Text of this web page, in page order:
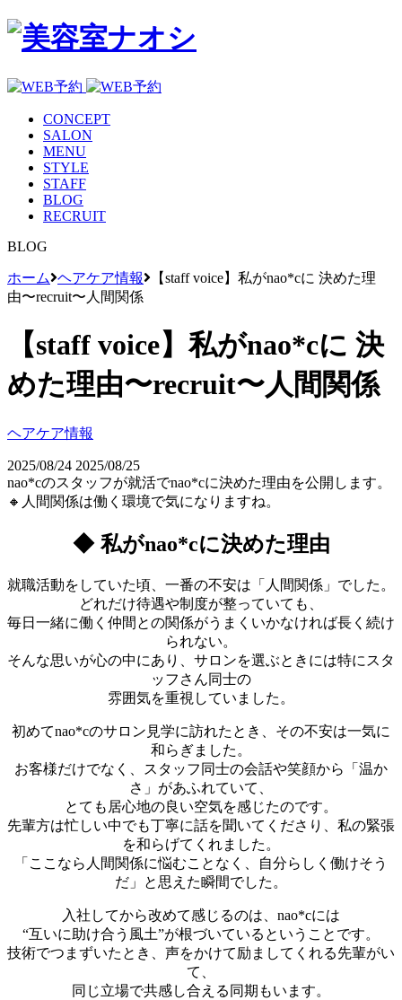
CONCEPT
SALON
MENU
STYLE
STAFF
BLOG
RECRUIT
BLOG
ホーム ヘアケア情報
【staff voice】私がnao*cに 決めた理
由〜recruit〜人間関係
【staff voice】私がnao*cに 決
めた理由〜recruit〜人間関係
ヘアケア情報
2025/08/24 2025/08/25
nao*cのスタッフが就活でnao*cに決めた理由を公開します。
🔸人間関係は働く環境で気になりますね。
◆ 私がnao*cに決めた理由
就職活動をしていた頃、一番の不安は「人間関係」でした。
どれだけ待遇や制度が整っていても、
毎日一緒に働く仲間との関係がうまくいかなければ長く続け
られない。
そんな思いが心の中にあり、サロンを選ぶときには特にスタ
ッフさん同士の
雰囲気を重視していました。
初めてnao*cのサロン見学に訪れたとき、その不安は一気に
和らぎました。
お客様だけでなく、スタッフ同士の会話や笑顔から「温か
さ」があふれていて、
とても居心地の良い空気を感じたのです。
先輩方は忙しい中でも丁寧に話を聞いてくださり、私の緊張
を和らげてくれました。
「ここなら人間関係に悩むことなく、自分らしく働けそう
だ」と思えた瞬間でした。
入社してから改めて感じるのは、nao*cには
“互いに助け合う風土”が根づいているということです。
技術でつまずいたとき、声をかけて励ましてくれる先輩がい
て、
同じ立場で共感し合える同期もいます。